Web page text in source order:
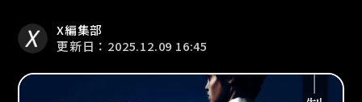
X編集部
更新日：2025.12.09 16:45